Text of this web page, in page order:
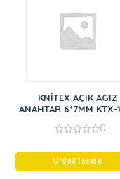
KNİTEX AÇIK AGIZ
ANAHTAR 6*7MM KTX-
of
0
Ürünü İncele